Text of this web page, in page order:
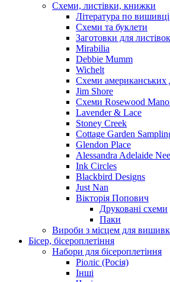
Схеми, листівки, книжки
Література по вишивці
Схеми та буклети
Заготовки для листівок
Mirabilia
Debbie Mumm
Wichelt
Схеми американських
Jim Shore
Cхеми Rosewood
Lavender & Lace
Stoney Creek
Cottage Garden
Glendon Place
Alessandra Adelaide
Ink Circles
Blackbird Designs
Just Nan
Вікторія Попович
Друковані схеми
Паки
Вироби з місцем для
Бісер, бісероплетіння
Набори для бісероплетіння
Ріоліс (Росія)
Інші